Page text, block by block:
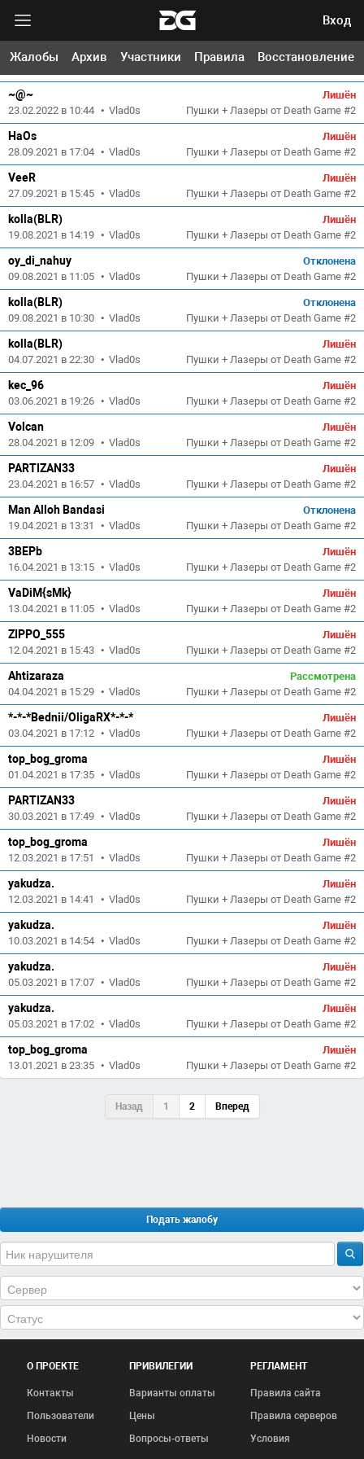
Вход
Жалобы Архив Участники Правила Восстановление
SNOW1993
Лишён
~@~
23.02.2022 в 10:44 • Vlad0s
Лишён
Пушки + Лазеры от Death Game #2
HaOs
28.09.2021 в 17:04 • Vlad0s
Лишён
Пушки + Лазеры от Death Game #2
VeeR
27.09.2021 в 15:45 • Vlad0s
Лишён
Пушки + Лазеры от Death Game #2
kolla(BLR)
19.08.2021 в 14:19 • Vlad0s
Лишён
Пушки + Лазеры от Death Game #2
oy_di_nahuy
09.08.2021 в 11:05 • Vlad0s
Отклонена
Пушки + Лазеры от Death Game #2
kolla(BLR)
09.08.2021 в 10:30 • Vlad0s
Отклонена
Пушки + Лазеры от Death Game #2
kolla(BLR)
04.07.2021 в 22:30 • Vlad0s
Лишён
Пушки + Лазеры от Death Game #2
kec_96
03.06.2021 в 19:26 • Vlad0s
Лишён
Пушки + Лазеры от Death Game #2
Volcan
28.04.2021 в 12:09 • Vlad0s
Лишён
Пушки + Лазеры от Death Game #2
PARTIZAN33
23.04.2021 в 16:57 • Vlad0s
Лишён
Пушки + Лазеры от Death Game #2
Man Alloh Bandasi
19.04.2021 в 13:31 • Vlad0s
Отклонена
Пушки + Лазеры от Death Game #2
3BEPb
16.04.2021 в 13:15 • Vlad0s
Лишён
Пушки + Лазеры от Death Game #2
VaDiM{sMk}
13.04.2021 в 11:05 • Vlad0s
Лишён
Пушки + Лазеры от Death Game #2
ZIPPO_555
12.04.2021 в 15:43 • Vlad0s
Лишён
Пушки + Лазеры от Death Game #2
Ahtizaraza
04.04.2021 в 15:29 • Vlad0s
Рассмотрена
Пушки + Лазеры от Death Game #2
*-*-*Bednii/OligaRX*-*-*
03.04.2021 в 17:12 • Vlad0s
Лишён
Пушки + Лазеры от Death Game #2
top_bog_groma
01.04.2021 в 17:35 • Vlad0s
Лишён
Пушки + Лазеры от Death Game #2
PARTIZAN33
30.03.2021 в 17:49 • Vlad0s
Лишён
Пушки + Лазеры от Death Game #2
top_bog_groma
12.03.2021 в 17:51 • Vlad0s
Лишён
Пушки + Лазеры от Death Game #2
yakudza.
12.03.2021 в 14:41 • Vlad0s
Лишён
Пушки + Лазеры от Death Game #2
yakudza.
10.03.2021 в 14:54 • Vlad0s
Лишён
Пушки + Лазеры от Death Game #2
yakudza.
05.03.2021 в 17:07 • Vlad0s
Лишён
Пушки + Лазеры от Death Game #2
yakudza.
05.03.2021 в 17:02 • Vlad0s
Лишён
Пушки + Лазеры от Death Game #2
top_bog_groma
13.01.2021 в 23:35 • Vlad0s
Лишён
Пушки + Лазеры от Death Game #2
Назад 1 2 Вперед
Подать жалобу
О ПРОЕКТЕ
Контакты
Пользователи
Новости
ПРИВИЛЕГИИ
Варианты оплаты
Цены
Вопросы-ответы
РЕГЛАМЕНТ
Правила сайта
Правила серверов
Условия